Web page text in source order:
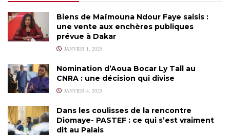
Biens de Maïmouna Ndour Faye saisis :
une vente aux enchères publiques
prévue à Dakar
JANVIER 1, 2025
Nomination d’Aoua Bocar Ly Tall au
CNRA : une décision qui divise
JANVIER 4, 2025
Dans les coulisses de la rencontre
Diomaye- PASTEF : ce qui s’est vraiment
dit au Palais